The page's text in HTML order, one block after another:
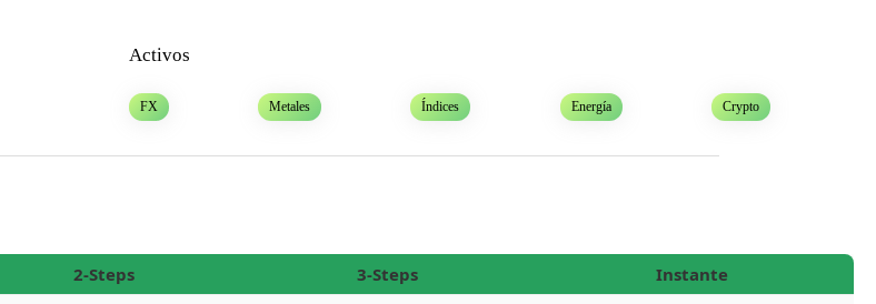
Activos
FX Metales Índices Energía Crypto
2-Steps 3-Steps Instante